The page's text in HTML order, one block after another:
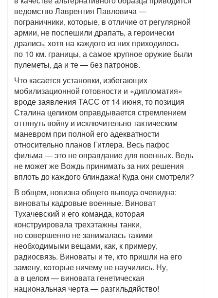
ведомство Лаврентия Павловича —
пограничники, которые, в отличие от регулярной
армии, не поспешили драпать, а героически
дрались, хотя на каждого из них приходилось
по 10 км. границы, а самое крупное оружие были
пулеметы, да и те — без патронов.
Что касается установки, избегающих
мобилизационной готовности и «дипломатия»
вроде заявления ТАСС от 14 июня, то позиция
Сталина целиком оправдывается стремлением
оттянуть войну и исключительно тактическим
маневром при полной его адекватности
относительно планов Гитлера. Весь пафос
фильма — это не оправдание для военных. Ведь
не может же Вождь принимать за них решения
вплоть до каждого блиндажа! Куда они смотрели?
В общем, новизна общего вывода очевидна:
виноваты кадровые военные. Виноват
Тухачевский и его команда, которая
конструировала трехэтажны танки,
но совершенно не занималась такими
необходимыми вещами, как, к примеру,
радиосвязь. Виноваты и те, кто пришли на его
замену, которые ничему не научились. Ну,
а в целом — виновата генетическая
национальная черта — разгильдяйство!